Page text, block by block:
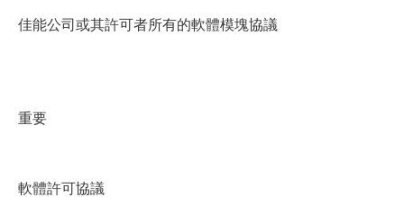
佳能公司或其許可者所有的軟體模塊協議
重要
軟體許可協議